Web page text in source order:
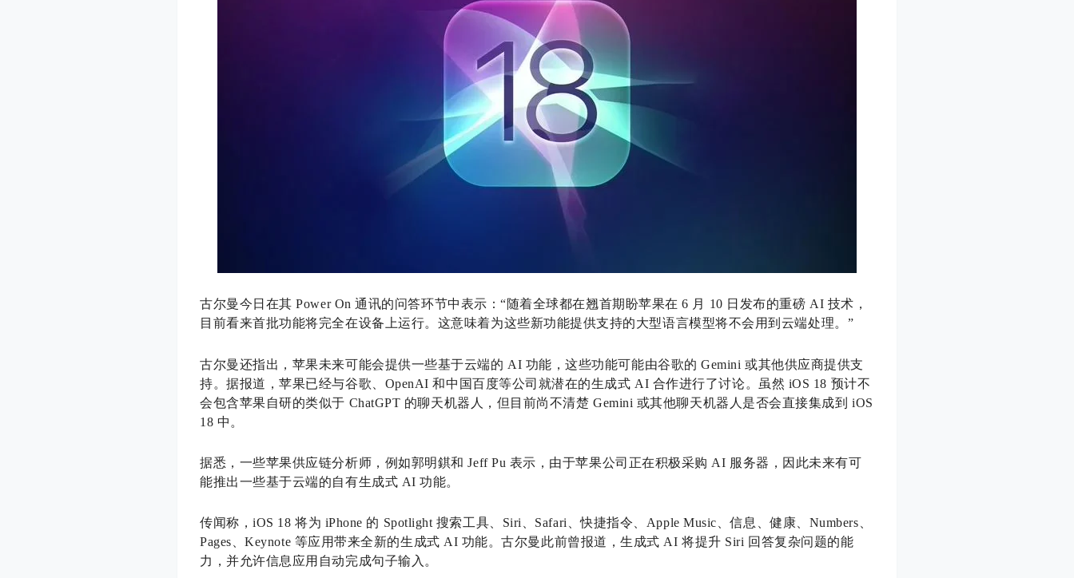
古尔曼今日在其 Power On 通讯的问答环节中表示：“随着全球都在翘首期盼苹果在 6 月 10 日发布的重磅 AI 技术，
目前看来首批功能将完全在设备上运行。这意味着为这些新功能提供支持的大型语言模型将不会用到云端处理。”
古尔曼还指出，苹果未来可能会提供一些基于云端的 AI 功能，这些功能可能由谷歌的 Gemini 或其他供应商提供支
持。据报道，苹果已经与谷歌、OpenAI 和中国百度等公司就潜在的生成式 AI 合作进行了讨论。虽然 iOS 18 预计不
会包含苹果自研的类似于 ChatGPT 的聊天机器人，但目前尚不清楚 Gemini 或其他聊天机器人是否会直接集成到 iOS
18 中。
据悉，一些苹果供应链分析师，例如郭明錤和 Jeff Pu 表示，由于苹果公司正在积极采购 AI 服务器，因此未来有可
能推出一些基于云端的自有生成式 AI 功能。
传闻称，iOS 18 将为 iPhone 的 Spotlight 搜索工具、Siri、Safari、快捷指令、Apple Music、信息、健康、Numbers、
Pages、Keynote 等应用带来全新的生成式 AI 功能。古尔曼此前曾报道，生成式 AI 将提升 Siri 回答复杂问题的能
力，并允许信息应用自动完成句子输入。